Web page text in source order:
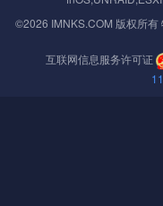
群晖 套件 Docker
« 上一篇
群晖DSM7系统pat、套
©2026 IMNKS.COM 版权所有
互联网信息服务许可证